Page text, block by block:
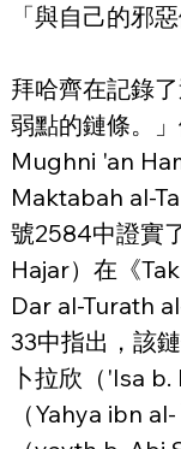
「與自己的邪
拜哈齊在記錄
弱點的鏈條。
Mughni 'an
Maktabah al-
號2584中證實
Hajar）在《
Dar al-Turath
33中指出，該
卜拉欣（'Isa
（Yahya ibn